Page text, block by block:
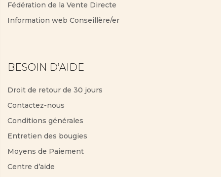
Fédération de la Vente Directe
Information web Conseillère/er
BESOIN D’AIDE
Droit de retour de 30 jours
Contactez-nous
Conditions générales
Entretien des bougies
Moyens de Paiement
Centre d’aide